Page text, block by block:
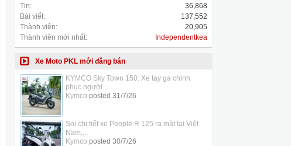
Tin:
36,868
Bài viết:
137,552
Thành viên:
20,905
Thành viên mới nhất:
Independentkea
Xe Moto PKL mới đăng bán
KYMCO Sky Town 150: Xe tay ga chinh
phục người...
Kymco posted 31/7/26
Soi chi tiết xe People R 125 ra mắt tại Việt
Nam,...
Kymco posted 30/7/26